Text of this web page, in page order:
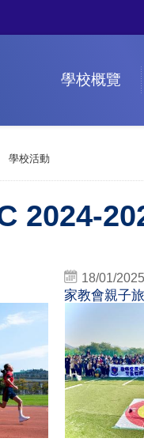
學校概覽
學校活動
2024-
18/01/2025
家教會親子